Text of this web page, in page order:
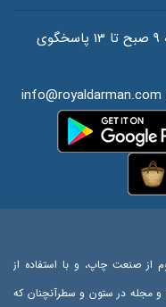
شنبه تا چهارشنبه 9 صبح تا 18 و پنجشنبه 9 صبح تا 13 پاسخگوی
info@royaldarman.com
از صنعت چاپ، و با استفاده از
و مجله در ستون و سطرآنچنان که